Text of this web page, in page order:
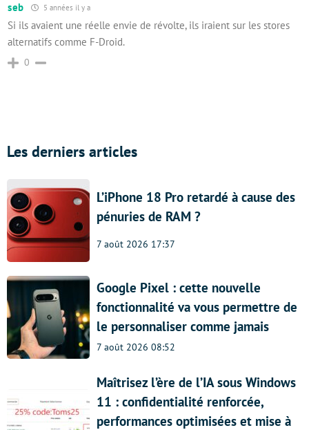
seb 5 années il y a
Si ils avaient une réelle envie de révolte, ils iraient sur les stores
alternatifs comme F-Droid.
0
Les derniers articles
L’iPhone 18 Pro retardé à cause des
pénuries de RAM ?
7 août 2026 17:37
Google Pixel : cette nouvelle
fonctionnalité va vous permettre de
le personnaliser comme jamais
7 août 2026 08:52
Maîtrisez l’ère de l’IA sous Windows
11 : confidentialité renforcée,
performances optimisées et mise à